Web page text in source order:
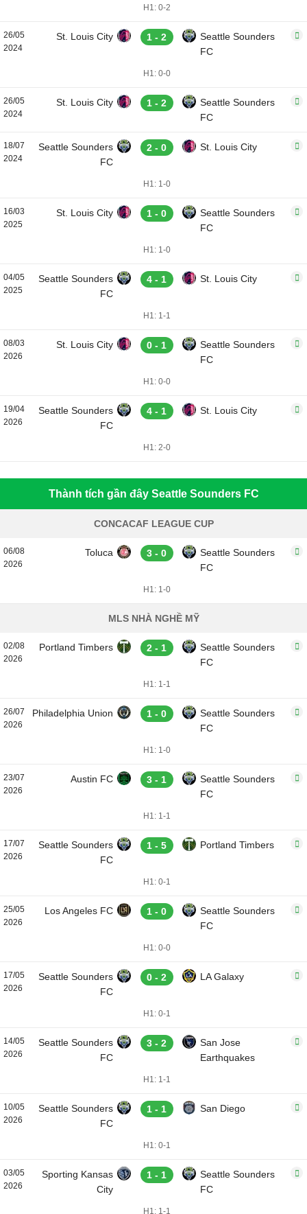
H1: 0-2
26/05
2024
St. Louis City 1 - 2
Seattle Sounders
FC
H1: 0-0
26/05
2024
St. Louis City 1 - 2
Seattle Sounders
FC
18/07
2024
Seattle Sounders
FC
2 - 0 St. Louis City
H1: 1-0
16/03
2025
St. Louis City 1 - 0
Seattle Sounders
FC
H1: 1-0
04/05
2025
Seattle Sounders
FC
4 - 1 St. Louis City
H1: 1-1
08/03
2026
St. Louis City 0 - 1
Seattle Sounders
FC
H1: 0-0
19/04
2026
Seattle Sounders
FC
4 - 1 St. Louis City
H1: 2-0
Thành tích gần đây Seattle Sounders FC
CONCACAF LEAGUE CUP
06/08
2026
Toluca 3 - 0
Seattle Sounders
FC
H1: 1-0
MLS NHÀ NGHỀ MỸ
02/08
2026
Portland Timbers 2 - 1
Seattle Sounders
FC
H1: 1-1
26/07
2026
Philadelphia Union 1 - 0
Seattle Sounders
FC
H1: 1-0
23/07
2026
Austin FC 3 - 1
Seattle Sounders
FC
H1: 1-1
17/07
2026
Seattle Sounders
FC
1 - 5 Portland Timbers
H1: 0-1
25/05
2026
Los Angeles FC 1 - 0
Seattle Sounders
FC
H1: 0-0
17/05
2026
Seattle Sounders
FC
0 - 2 LA Galaxy
H1: 0-1
14/05
2026
Seattle Sounders
FC
3 - 2
San Jose
Earthquakes
H1: 1-1
10/05
2026
Seattle Sounders
FC
1 - 1 San Diego
H1: 0-1
03/05
2026
Sporting Kansas
City
1 - 1
Seattle Sounders
FC
H1: 1-1